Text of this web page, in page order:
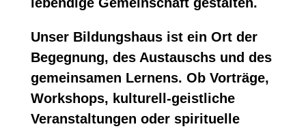
Unser Bildungshaus ist ein Ort der
Begegnung, des Austauschs und des
gemeinsamen Lernens. Ob Vorträge,
Workshops, kulturell-geistliche
Veranstaltungen oder spirituelle